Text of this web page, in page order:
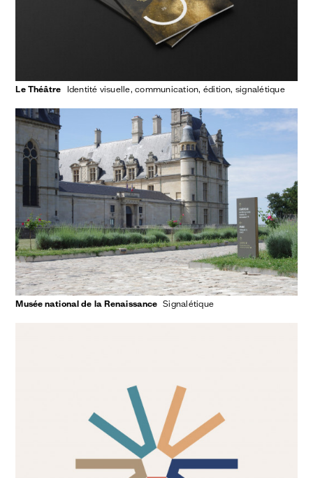
Le Théâtre identité visuelle communication édition signalétique
Musée national de la Renaissance signalétique